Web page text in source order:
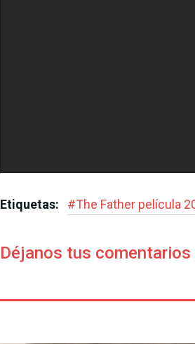
Etiquetas: #The Father película
Déjanos tus comentarios